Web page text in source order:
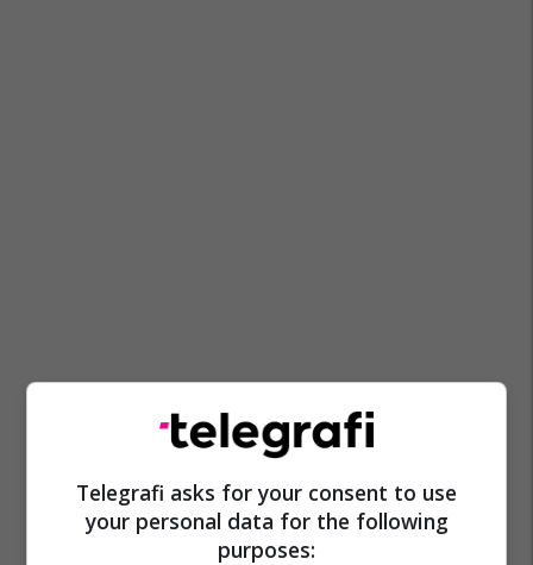
Telegrafi asks for your consent to use
your personal data for the following
purposes: